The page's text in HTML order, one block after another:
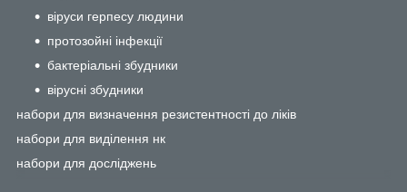
віруси герпесу людини
протозойні інфекції
бактеріальні збудники
вірусні збудники
набори для визначення резистентності до ліків
набори для виділення нк
набори для досліджень